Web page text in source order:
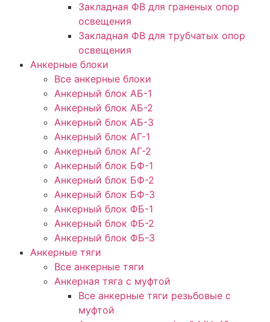
Закладная ФВ для граненых опор
освещения
Закладная ФВ для трубчатых опор
освещения
Анкерные блоки
Все анкерные блоки
Анкерный блок АБ-1
Анкерный блок АБ-2
Анкерный блок АБ-3
Анкерный блок АГ-1
Анкерный блок АГ-2
Анкерный блок БФ-1
Анкерный блок БФ-2
Анкерный блок БФ-3
Анкерный блок ФБ-1
Анкерный блок ФБ-2
Анкерный блок ФБ-3
Анкерные тяги
Все анкерные тяги
Анкерная тяга с муфтой
Все анкерные тяги резьбовые с
муфтой